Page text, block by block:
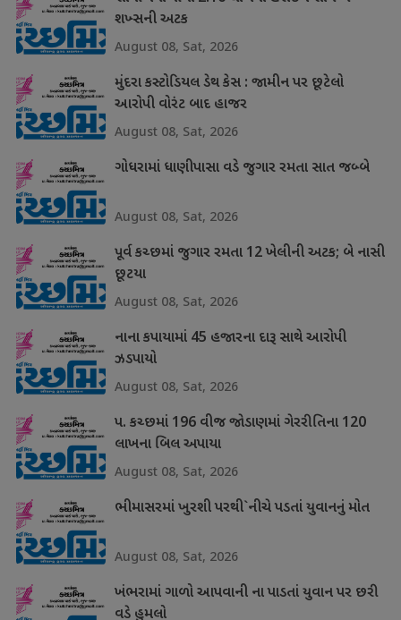
શખ્સની અટક
August 08, Sat, 2026
મુંદરા કસ્ટોડિયલ ડેથ કેસ : જામીન પર છૂટેલો
આરોપી વોરંટ બાદ હાજર
August 08, Sat, 2026
ગોધરામાં ધાણીપાસા વડે જુગાર રમતા સાત જબ્બે
August 08, Sat, 2026
પૂર્વ કચ્છમાં જુગાર રમતા 12 ખેલીની અટક; બે નાસી
છૂટયા
August 08, Sat, 2026
નાના કપાયામાં 45 હજારના દારૂ સાથે આરોપી
ઝડપાયો
August 08, Sat, 2026
પ. કચ્છમાં 196 વીજ જોડાણમાં ગેરરીતિના 120
લાખના બિલ અપાયા
August 08, Sat, 2026
ભીમાસરમાં ખુરશી પરથી`નીચે પડતાં યુવાનનું મોત
August 08, Sat, 2026
ખંભરામાં ગાળો આપવાની ના પાડતાં યુવાન પર છરી
વડે હુમલો